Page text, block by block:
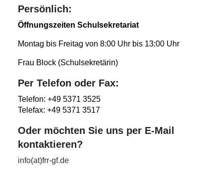
Persönlich:
Öffnungszeiten Schulsekretariat
Montag bis Freitag von 8:00 Uhr bis 13:00 Uhr
Frau Block (Schulsekretärin)
Per Telefon oder Fax:
Telefon: +49 5371 3525
Telefax: +49 5371 3517
Oder möchten Sie uns per E-Mail
kontaktieren?
info(at)frr-gf.de